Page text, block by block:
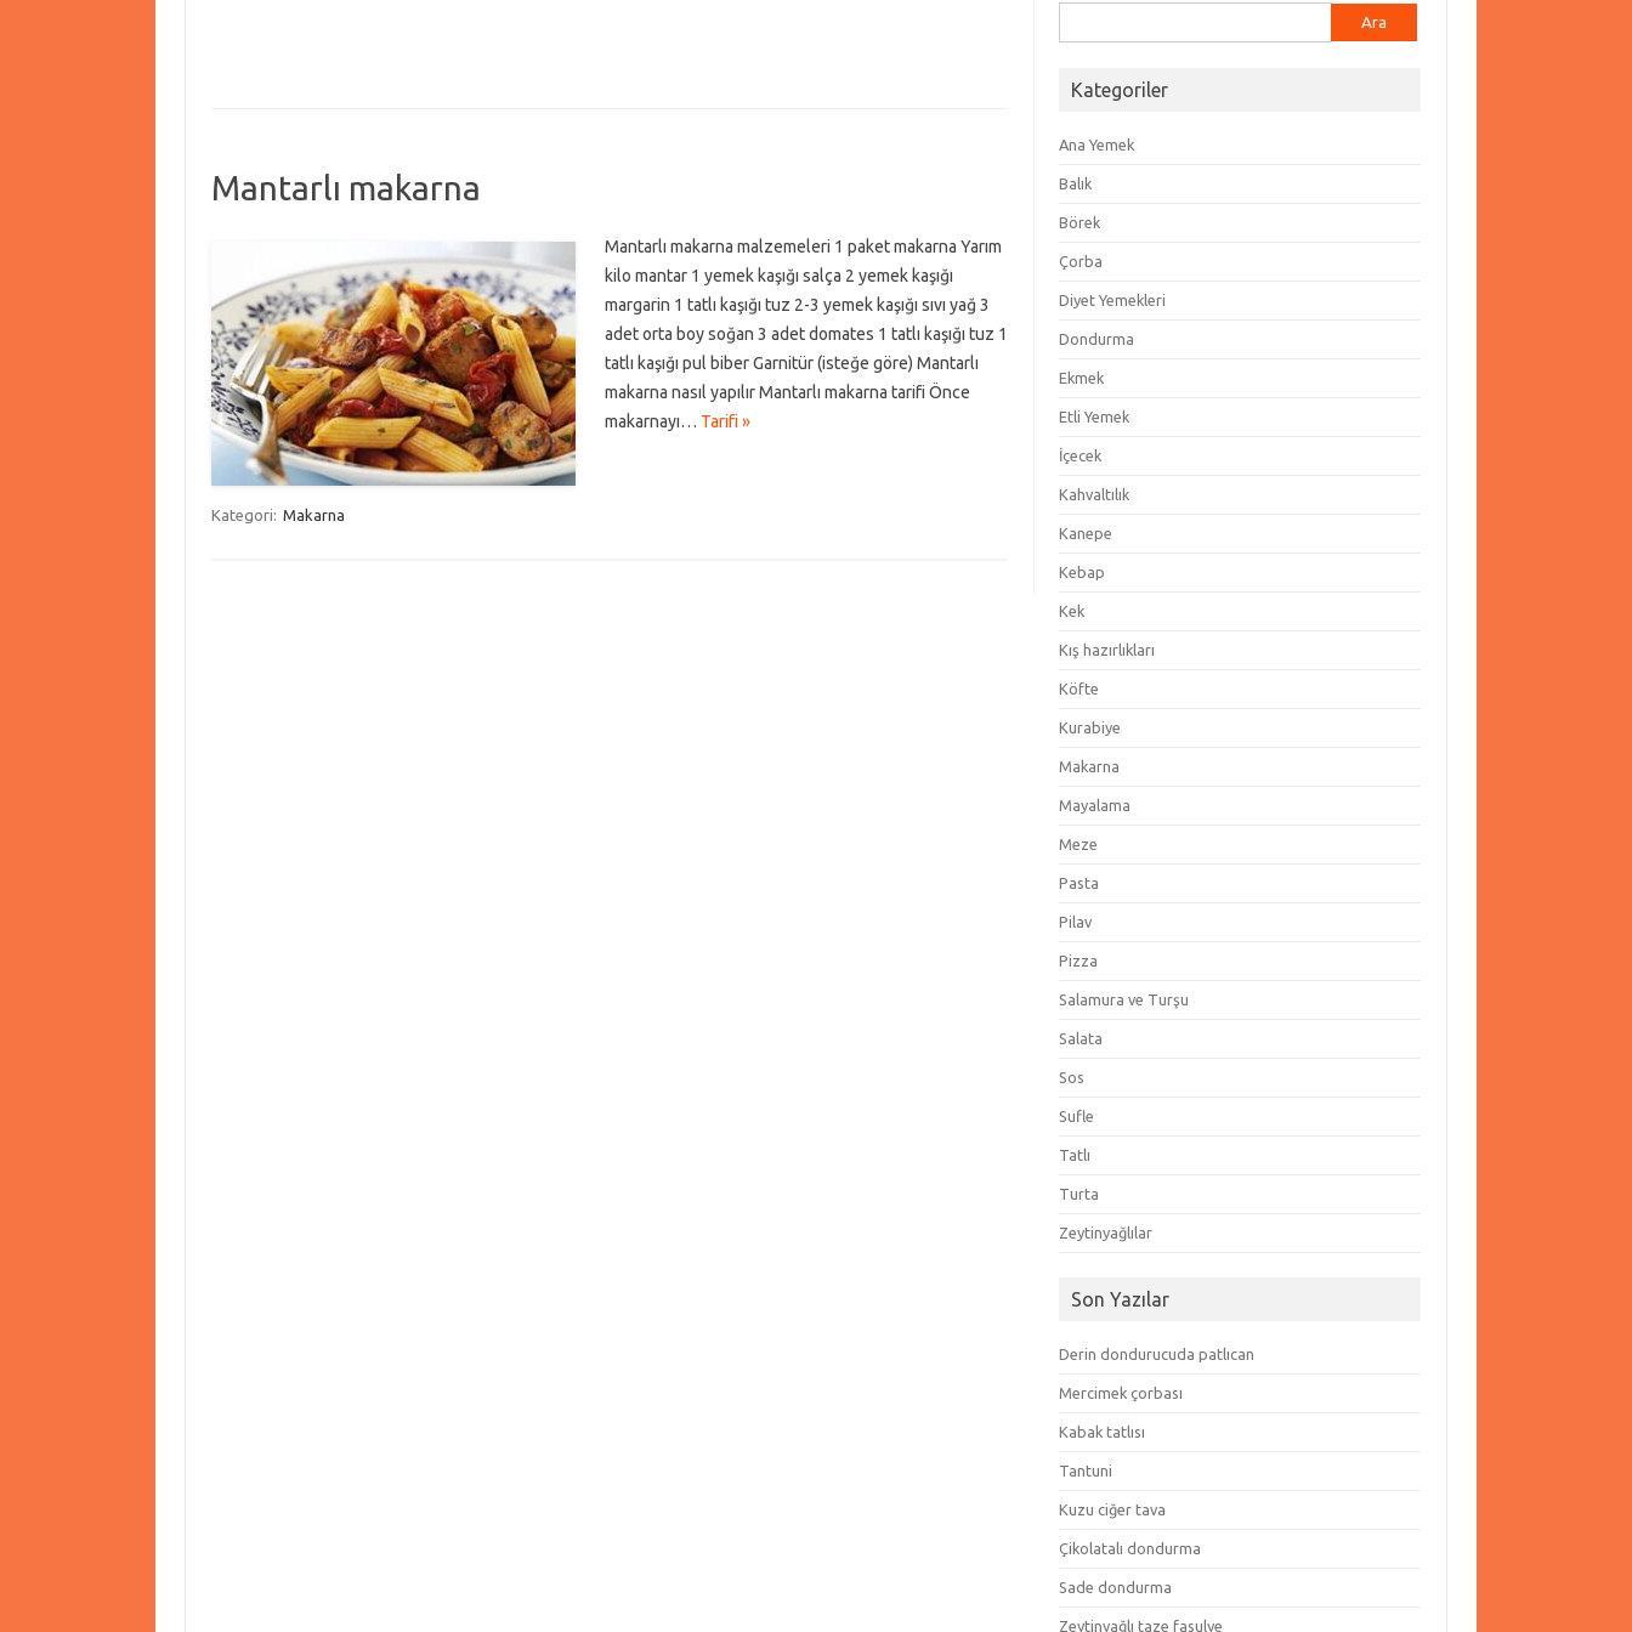
Mantarlı makarna
Mantarlı makarna malzemeleri 1 paket makarna Yarım
kilo mantar 1 yemek kaşığı salça 2 yemek kaşığı
margarin 1 tatlı kaşığı tuz 2-3 yemek kaşığı sıvı yağ 3
adet orta boy soğan 3 adet domates 1 tatlı kaşığı tuz 1
tatlı kaşığı pul biber Garnitür (isteğe göre) Mantarlı
makarna nasıl yapılır Mantarlı makarna tarifi Önce
makarnayı… Tarifi »
Kategori: Makarna
Kategoriler
Ana Yemek
Balık
Börek
Çorba
Diyet Yemekleri
Dondurma
Ekmek
Etli Yemek
İçecek
Kahvaltılık
Kanepe
Kebap
Kek
Kış hazırlıkları
Köfte
Kurabiye
Makarna
Mayalama
Meze
Pasta
Pilav
Pizza
Salamura ve Turşu
Salata
Sos
Sufle
Tatlı
Turta
Zeytinyağlılar
Son Yazılar
Derin dondurucuda patlıcan
Mercimek çorbası
Kabak tatlısı
Tantuni
Kuzu ciğer tava
Çikolatalı dondurma
Sade dondurma
Zeytinyağlı taze fasulye